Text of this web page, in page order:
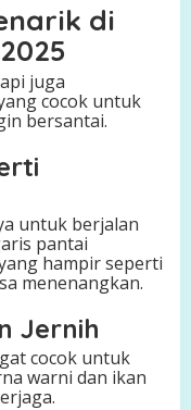
di
juga
cocok untuk
bersantai.
untuk berjalan
pantai
hampir seperti
menenangkan.
Jernih
cocok untuk
warni dan ikan